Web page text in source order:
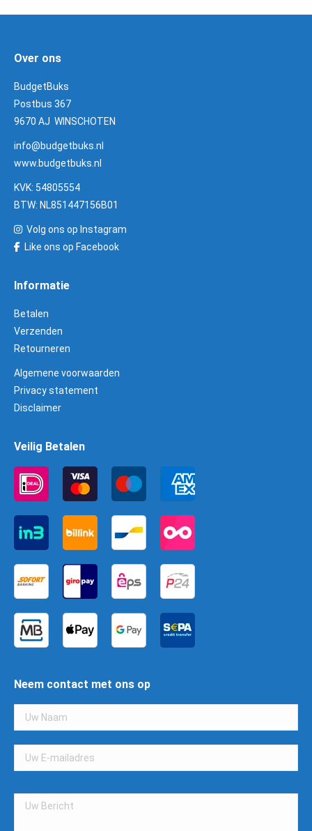
Over ons
BudgetBuks
Postbus 367
9670 AJ WINSCHOTEN
info@budgetbuks.nl
www.budgetbuks.nl
KVK: 54805554
BTW: NL851447156B01
Volg ons op Instagram
Like ons op Facebook
Informatie
Betalen
Verzenden
Retourneren
Algemene voorwaarden
Privacy statement
Disclaimer
Veilig Betalen
Neem contact met ons op
Gelieve
dit